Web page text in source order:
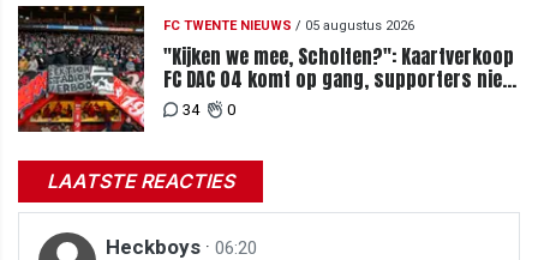
FC TWENTE NIEUWS / 05 augustus 2026
"Kijken we mee, Scholten?": Kaartverkoop
FC DAC 04 komt op gang, supporters niet
blij met ticketprijzen
34 0
LAATSTE REACTIES
Heckboys · 06:20